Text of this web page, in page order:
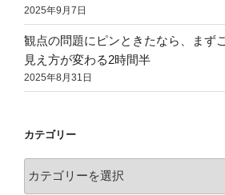
2025年9月7日
観点の問題にピンときたなら、まず
見え方が変わる2時間半
2025年8月31日
カテゴリー
テ